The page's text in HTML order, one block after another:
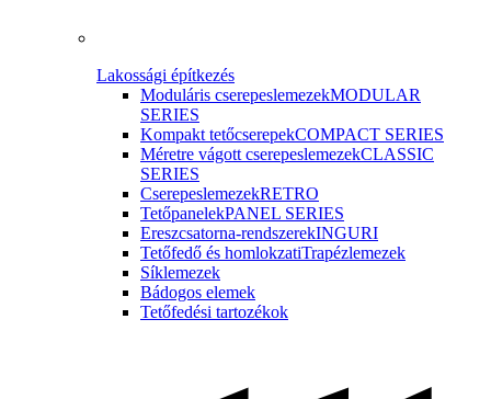
Lakossági építkezés
Moduláris cserepeslemezekMODULAR
SERIES
Kompakt tetőcserepekCOMPACT SERIES
Méretre vágott cserepeslemezekCLASSIC
SERIES
CserepeslemezekRETRO
TetőpanelekPANEL SERIES
Ereszcsatorna-rendszerekINGURI
Tetőfedő és homlokzatiTrapézlemezek
Síklemezek
Bádogos elemek
Tetőfedési tartozékok